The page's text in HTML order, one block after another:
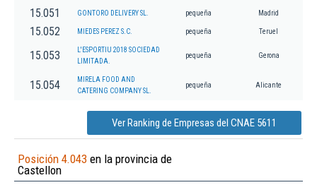
15.051 GONTORO DELIVERY SL. pequeña Madrid
15.052 MIEDES PEREZ S.C. pequeña Teruel
15.053
L'ESPORTIU 2018 SOCIEDAD
LIMITADA.
pequeña Gerona
15.054
MIRELA FOOD AND
CATERING COMPANY SL.
pequeña Alicante
Ver Ranking de Empresas del CNAE 5611
Posición 4.043 en la provincia de
Castellon